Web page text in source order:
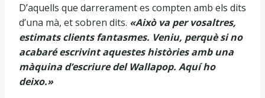
D’aquells que darrerament es compten amb els dits
d’una mà, et sobren dits. «Això va per vosaltres,
estimats clients fantasmes. Veniu, perquè si no
acabaré escrivint aquestes històries amb una
màquina d’escriure del Wallapop. Aquí ho
deixo.»